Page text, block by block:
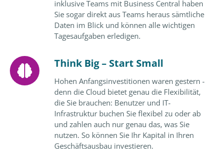
inklusive Teams mit Business Central haben
Sie sogar direkt aus Teams heraus sämtliche
Daten im Blick und können alle wichtigen
Tagesaufgaben erledigen.
Think Big – Start Small
Hohen Anfangsinvestitionen waren gestern -
denn die Cloud bietet genau die Flexibilität,
die Sie brauchen: Benutzer und IT-
Infrastruktur buchen Sie flexibel zu oder ab
und zahlen auch nur genau das, was Sie
nutzen. So können Sie Ihr Kapital in Ihren
Geschäftsausbau investieren.